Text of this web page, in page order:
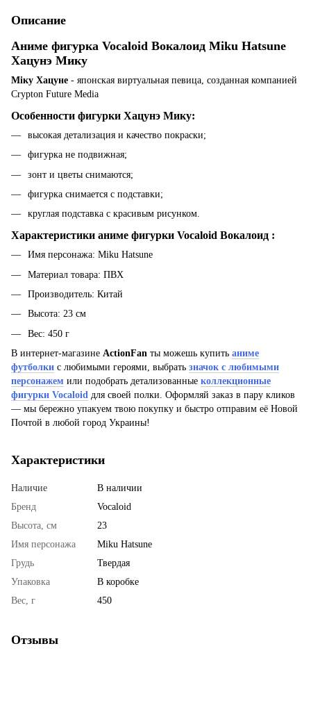
Описание
Аниме фигурка Vocaloid Вокалоид Miku Hatsune
Хацунэ Мику
Міку Хацуне - японская виртуальная певица, созданная компанией
Crypton Future Media
Особенности фигурки Хацунэ Мику:
высокая детализация и качество покраски;
фигурка не подвижная;
зонт и цветы снимаются;
фигурка снимается с подставки;
круглая подставка с красивым рисунком.
Характеристики аниме фигурки Vocaloid Вокалоид :
Имя персонажа: Miku Hatsune
Материал товара: ПВХ
Производитель: Китай
Высота: 23 см
Вес: 450 г
В интернет-магазине ActionFan ты можешь купить аниме
футболки с любимыми героями, выбрать значок с любимыми
персонажем или подобрать детализованные коллекционные
фигурки Vocaloid для своей полки. Оформляй заказ в пару кликов
— мы бережно упакуем твою покупку и быстро отправим её Новой
Почтой в любой город Украины!
Характеристики
Наличие
В наличии
Бренд
Vocaloid
Высота, см
23
Имя персонажа
Miku Hatsune
Грудь
Твердая
Упаковка
В коробке
Вес, г
450
Отзывы